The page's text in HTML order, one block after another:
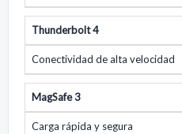
Thunderbolt 4
Conectividad de alta velocidad
MagSafe 3
Carga rápida y segura